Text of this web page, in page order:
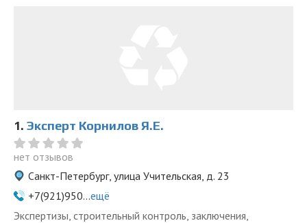
1. Эксперт Корнилов Я.Е.
нет отзывов
Санкт-Петербург, улица Учительская, д. 23
+7(921)950...ещё
Экспертизы, строительный контроль, заключения,